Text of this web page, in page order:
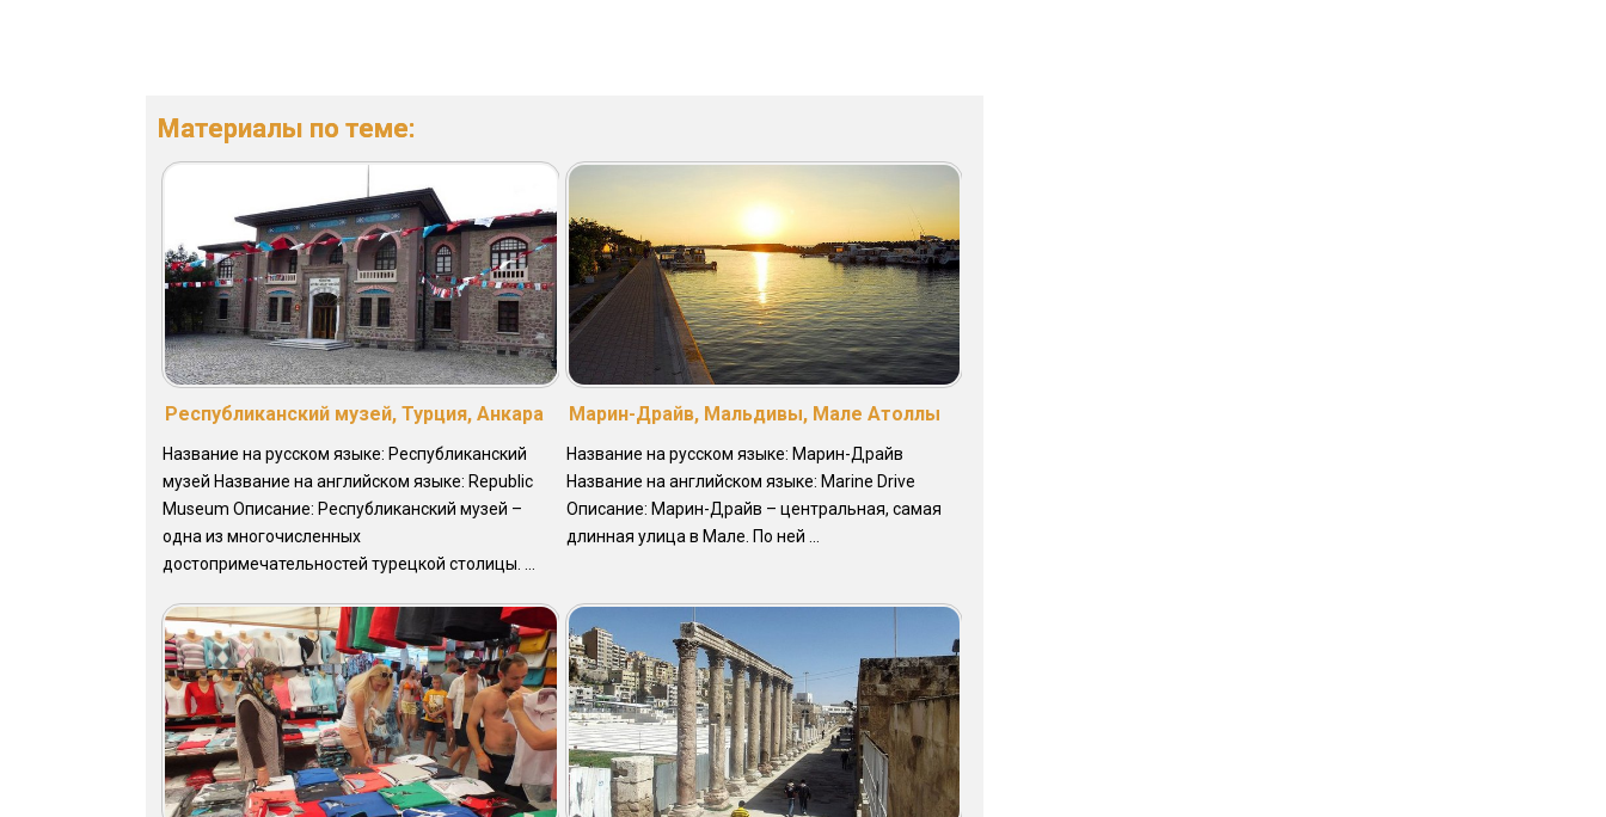
Материалы по теме:
Республиканский музей, Турция, Анкара
Название на русском языке: Республиканский
музей Название на английском языке: Republic
Museum Описание: Республиканский музей –
одна из многочисленных
достопримечательностей турецкой столицы. ...
Марин-Драйв, Мальдивы, Мале Атоллы
Название на русском языке: Марин-Драйв
Название на английском языке: Marine Drive
Описание: Марин-Драйв – центральная, самая
длинная улица в Мале. По ней ...